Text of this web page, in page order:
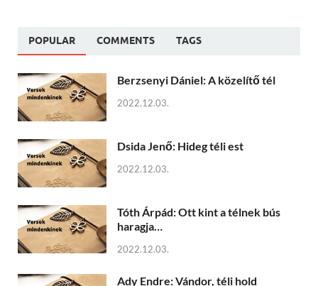
POPULAR COMMENTS TAGS
Berzsenyi Dániel: A közelítő tél
2022.12.03.
Dsida Jenő: Hideg téli est
2022.12.03.
Tóth Árpád: Ott kint a télnek bús
haragja…
2022.12.03.
Ady Endre: Vándor, téli hold